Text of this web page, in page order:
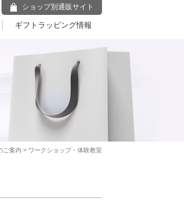
ショップ別通販サイト
ギフトラッピング情報
ご案内 > ワークショップ・体験教室